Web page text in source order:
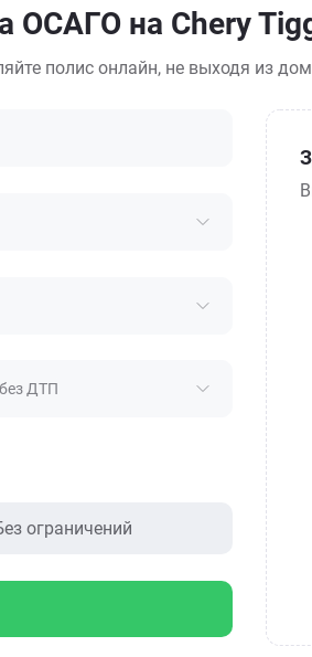
ОСАГО на Chery
полис онлайн, не выходя из
ДТП
ограничений